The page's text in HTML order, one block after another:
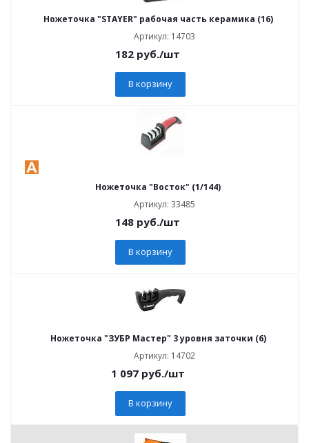
Ножеточка "STAYER" рабочая часть керамика (16)
Артикул: 14703
182 руб./шт
В корзину
Ножеточка "Восток" (1/144)
Артикул: 33485
148 руб./шт
В корзину
Ножеточка "ЗУБР Мастер" 3 уровня заточки (6)
Артикул: 14702
1 097руб./шт
В корзину